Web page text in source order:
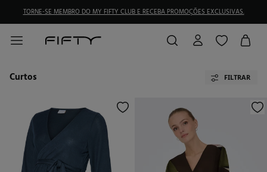
TORNE-SE MEMBRO DO MY FIFTY CLUB E RECEBA PROMOÇÕES EXCLUSIVAS.
Curtos FILTRAR